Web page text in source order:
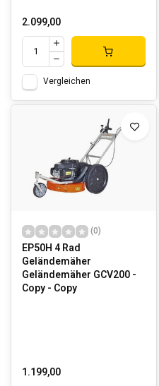
2.099,00
Vergleichen
(0)
EP50H 4 Rad
Geländemäher
Geländemäher GCV200 -
Copy - Copy
1.199,00